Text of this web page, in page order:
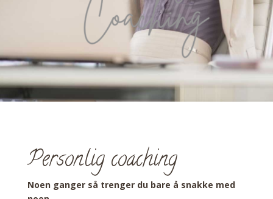
Personlig coaching
Noen ganger så trenger du bare å snakke med